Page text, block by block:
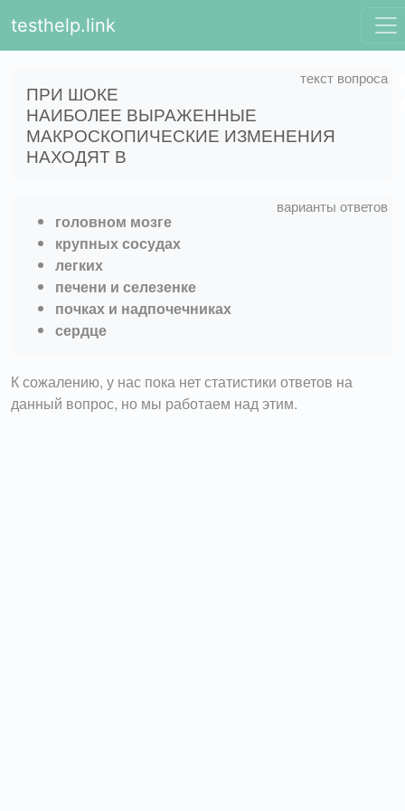
testhelp.link
ПРИ ШОКЕ
НАИБОЛЕЕ ВЫРАЖЕННЫЕ
МАКРОСКОПИЧЕСКИЕ ИЗМЕНЕНИЯ
НАХОДЯТ В
головном мозге
крупных сосудах
легких
печени и селезенке
почках и надпочечниках
сердце
К сожалению, у нас пока нет статистики ответов на
данный вопрос, но мы работаем над этим.